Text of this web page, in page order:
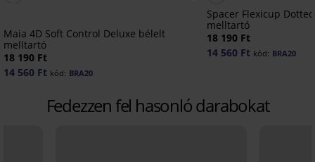
Maia 4D Soft Control Deluxe bélelt
melltartó
18 190 Ft
14 560 Ft kód: BRA20
Spacer Flexicup
melltartó
18 190 Ft
14 560 Ft kód: BRA20
Fedezzen fel hasonló darabokat